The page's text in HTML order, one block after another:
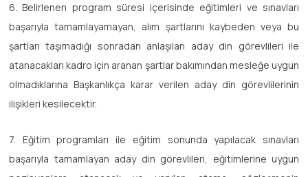
6. Belirlenen program süresi içerisinde eğitimleri ve sınavları
başarıyla tamamlayamayan, alım şartlarını kaybeden veya bu
şartları taşımadığı sonradan anlaşılan aday din görevlileri ile
atanacakları kadro için aranan şartlar bakımından mesleğe uygun
olmadıklarına Başkanlıkça karar verilen aday din görevlilerinin
ilişikleri kesilecektir.
7. Eğitim programları ile eğitim sonunda yapılacak sınavları
başarıyla tamamlayan aday din görevlileri, eğitimlerine uygun